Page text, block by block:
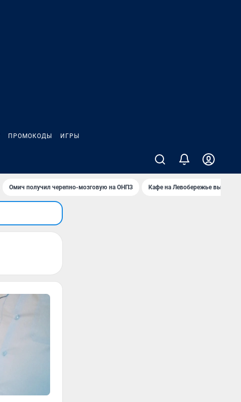
ПРОМОКОДЫ ИГРЫ
Омич получил черепно-мозговую на ОНПЗ Кафе на Левобережье